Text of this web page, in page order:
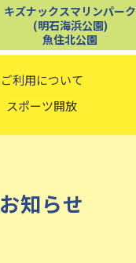
ご利用について
スポーツ開放
キズナックスマリンパーク
(明石海浜公園)
魚住北公園
お知らせ